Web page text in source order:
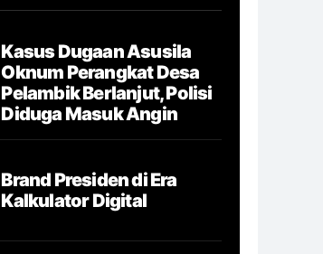
Kasus Dugaan Asusila
Oknum Perangkat Desa
Pelambik Berlanjut, Polisi
Diduga Masuk Angin
Brand Presiden di Era
Kalkulator Digital